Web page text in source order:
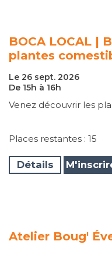
BOCA LOCAL |
plantes
Le 26 sept. 2026
De 15h à 16h
Venez découvrir les
Places restantes : 15
Détails
Atelier Boug'